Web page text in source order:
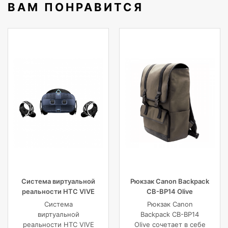
ВАМ ПОНРАВИТСЯ
Система виртуальной
реальности HTC VIVE
Cosmos
Система
виртуальной
реальности HTC VIVE
Рюкзак Canon Backpack
CB-BP14 Olive
Рюкзак Canon
Backpack CB-BP14
Olive сочетает в себе